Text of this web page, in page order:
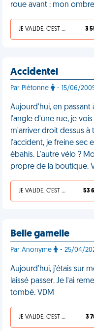
roue avant : mon
JE VALIDE, C'EST UNE VDM 3
Accidentel
Par Piétonne - 15/06/
Aujourd'hui, en
l'angle d'une rue, je
m'arriver droit dessus à
l'accident, je freine sec
ébahis. L'autre vélo ?
propre de la boutique.
JE VALIDE, C'EST UNE VDM 53
Belle gamelle
Par Anonyme - 25/04/
Aujourd'hui, j'étais sur
laissé passer. Je l'ai
tombé. VDM
JE VALIDE, C'EST UNE VDM 3